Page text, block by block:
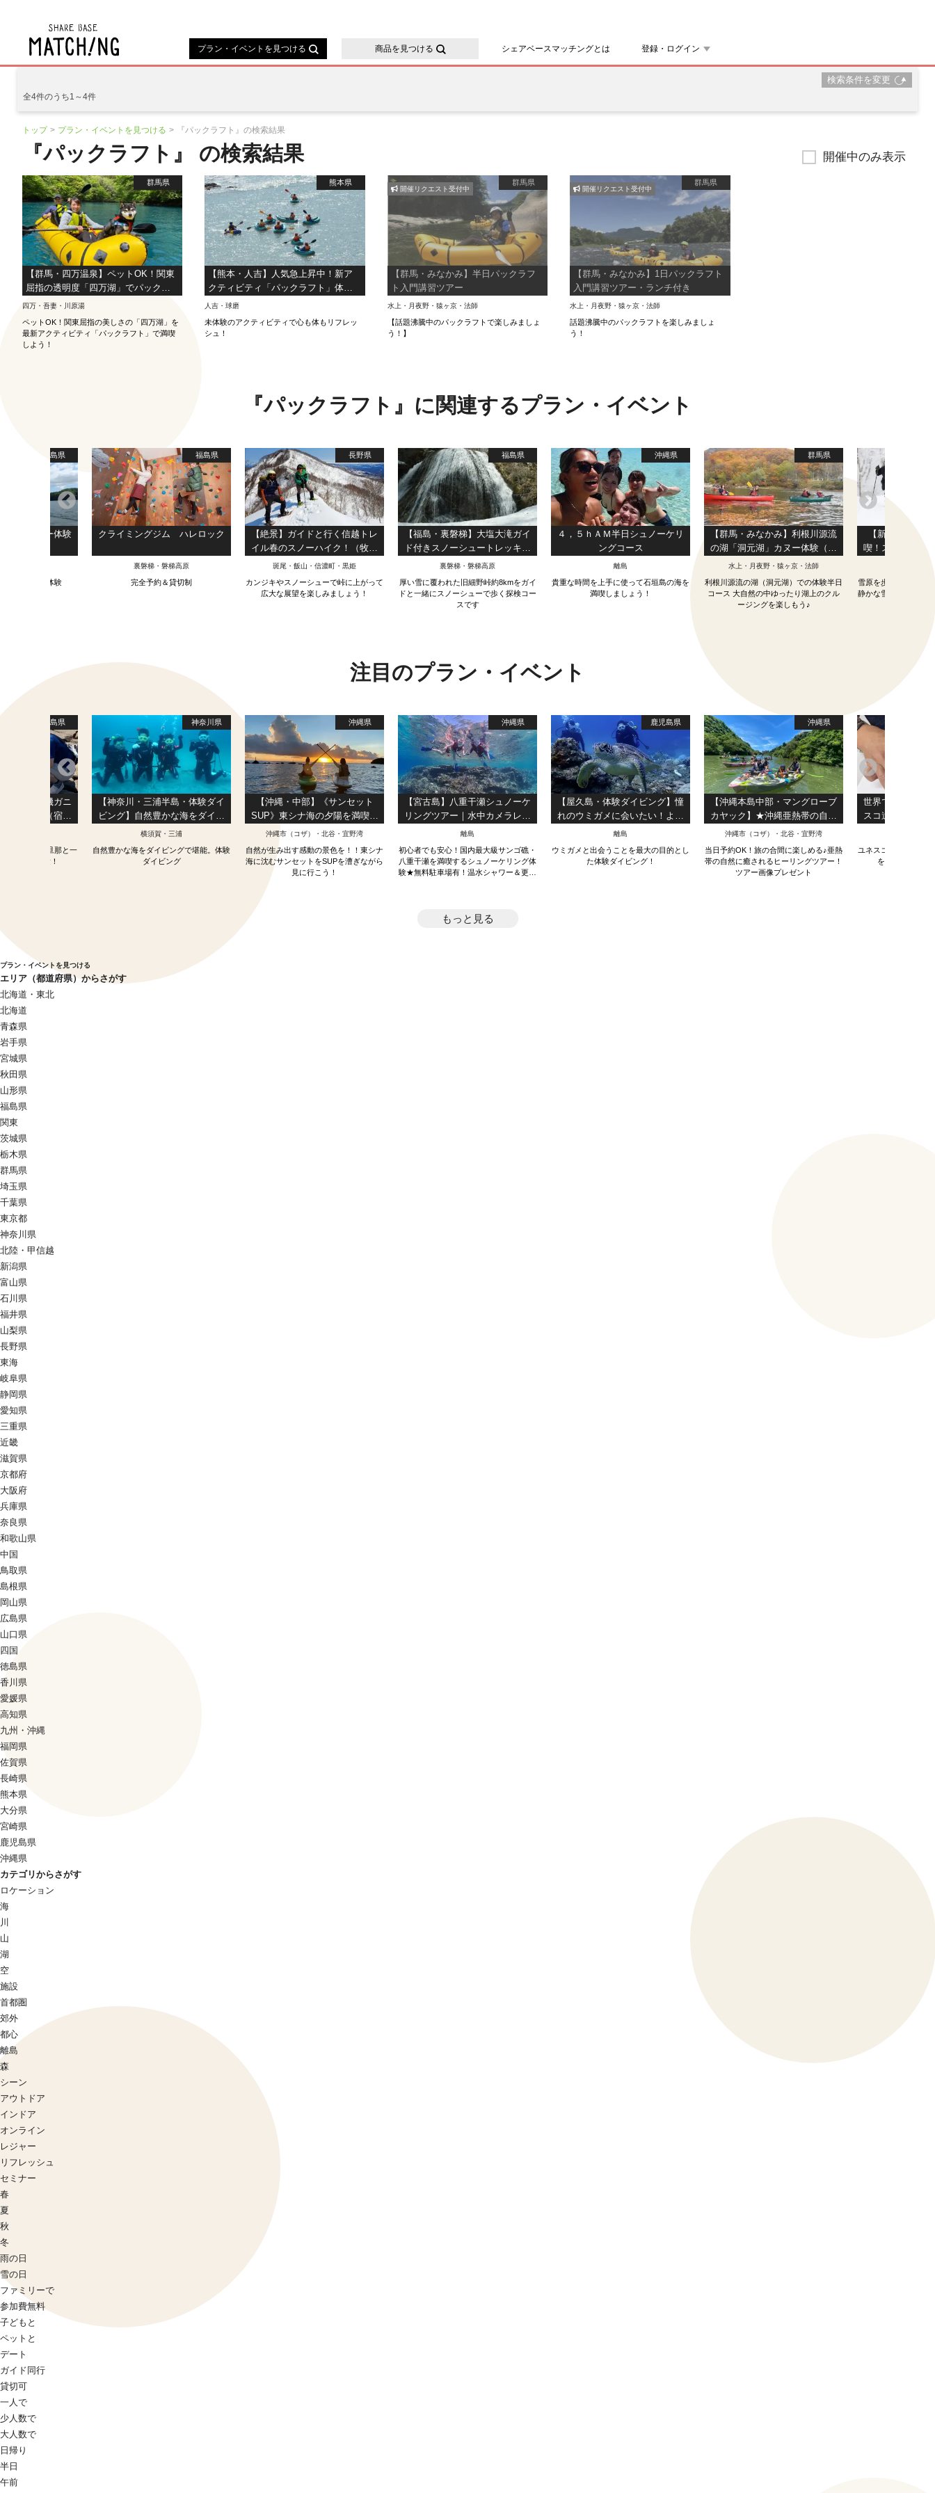
プラン・イベントを見つける 商品を見つける シェアベースマッチングとは 登録・ログイン
検索条件を変更
全4件のうち1～4件
トップ プラン・イベントを見つける 『パックラフト』の検索結果
『パックラフト』 の検索結果 開催中のみ表示
群馬県
【群馬・四万温泉】ペットOK！関東
屈指の透明度「四万湖」でパックラ
フト半日ツアー!!
四万・吾妻・川原湯
ペットOK！関東屈指の美しさの「四万湖」を
最新アクティビティ「パックラフト」で満喫
しよう！
熊本県
【熊本・人吉】人気急上昇中！新ア
クティビティ「パックラフト」体
験！【初心者も安心】
人吉・球磨
未体験のアクティビティで心も体もリフレッ
シュ！
群馬県
【群馬・みなかみ】半日パックラフ
ト入門講習ツアー
水上・月夜野・猿ヶ京・法師
【話題沸騰中のパックラフトで楽しみましょ
う！】
開催リクエスト受付中
群馬県
【群馬・みなかみ】1日パックラフト
入門講習ツアー・ランチ付き
水上・月夜野・猿ヶ京・法師
話題沸騰中のパックラフトを楽しみましょ
う！
開催リクエスト受付中
『パックラフト』に関連するプラン・イベント
福島県
アンカヌー体験
アンカヌー体験
福島県
クライミングジム ハレロック
裏磐梯・磐梯高原
完全予約＆貸切制
長野県
【絶景】ガイドと行く信越トレ
イル春のスノーハイク！（牧峠
編）【花の駅 千曲川集合】
斑尾・飯山・信濃町・黒姫
カンジキやスノーシューで峠に上がって
広大な展望を楽しみましょう！
福島県
【福島・裏磐梯】大塩大滝ガイ
ド付きスノーシュートレッキン
グ
裏磐梯・磐梯高原
厚い雪に覆われた旧細野峠約8kmをガイ
ドと一緒にスノーシューで歩く探検コー
スです
沖縄県
４，５ｈＡＭ半日シュノーケリ
ングコース
離島
貴重な時間を上手に使って石垣島の海を
満喫しましょう！
群馬県
【群馬・みなかみ】利根川源流
の湖「洞元湖」カヌー体験（半
日コース）
水上・月夜野・猿ヶ京・法師
利根川源流の湖（洞元湖）での体験半日
コース 大自然の中ゆったり湖上のクル
ージングを楽しもう♪
【新潟・越後
喫！スノーシュ
（秋
湯沢・
雪原を歩くスノーシ
静かな雪の森をガイ
注目のプラン・イベント
福島県
松川浦】磯ガニ
大興奮！（宿泊
ドの会」若旦那と一
ガニ釣り体験！
神奈川県
【神奈川・三浦半島・体験ダイ
ビング】自然豊かな海をダイビ
ングで堪能。体験ダイビング
横須賀・三浦
自然豊かな海をダイビングで堪能。体験
ダイビング
沖縄県
【沖縄・中部】《サンセット
SUP》東シナ海の夕陽を満喫！
快適新施設・当日予約ＯＫ！初
沖縄市（コザ）・北谷・宜野湾
自然が生み出す感動の景色を！！東シナ
海に沈むサンセットをSUPを漕ぎながら
見に行こう！
沖縄県
【宮古島】八重干瀬シュノーケ
リングツアー｜水中カメラレン
タル無料＆写真データプレゼン
離島
初心者でも安心！国内最大級サンゴ礁・
八重干瀬を満喫するシュノーケリング体
験★無料駐車場有！温水シャワー＆更衣
鹿児島県
【屋久島・体験ダイビング】憧
れのウミガメに会いたい！より
長く潜ることでウミガメ遭遇率
ース！（3時間半）
離島
ウミガメと出会うことを最大の目的とし
た体験ダイビング！
沖縄県
【沖縄本島中部・マングローブ
カヤック】★沖縄亜熱帯の自然
を満喫★本島内のアクセス抜群
写真データ無料プレゼント
沖縄市（コザ）・北谷・宜野湾
当日予約OK！旅の合間に楽しめる♪亜熱
帯の自然に癒されるヒーリングツアー！
ツアー画像プレゼント
世界で唯一、五
スコ遺産の手作
ユネスコ遺産の金箔
を経験できるレ
もっと見る
プラン・イベントを見つける
エリア（都道府県）からさがす
北海道・東北
北海道
青森県
岩手県
宮城県
秋田県
山形県
福島県
関東
茨城県
栃木県
群馬県
埼玉県
千葉県
東京都
神奈川県
北陸・甲信越
新潟県
富山県
石川県
福井県
山梨県
長野県
東海
岐阜県
静岡県
愛知県
三重県
近畿
滋賀県
京都府
大阪府
兵庫県
奈良県
和歌山県
中国
鳥取県
島根県
岡山県
広島県
山口県
四国
徳島県
香川県
愛媛県
高知県
九州・沖縄
福岡県
佐賀県
長崎県
熊本県
大分県
宮崎県
鹿児島県
沖縄県
カテゴリからさがす
ロケーション
海
川
山
湖
空
施設
首都圏
郊外
都心
離島
森
シーン
アウトドア
インドア
オンライン
レジャー
リフレッシュ
セミナー
春
夏
秋
冬
雨の日
雪の日
ファミリーで
参加費無料
子どもと
ペットと
デート
ガイド同行
貸切可
一人で
少人数で
大人数で
日帰り
半日
午前